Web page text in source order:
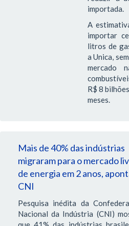
importada.
A
importar
litros de
a Unica,
mercado
R$ 8
meses.
Mais de 40% das indústrias
migraram para o mercado
de energia em 2 anos,
CNI
Pesquisa inédita da
Nacional da Indústria (CNI)